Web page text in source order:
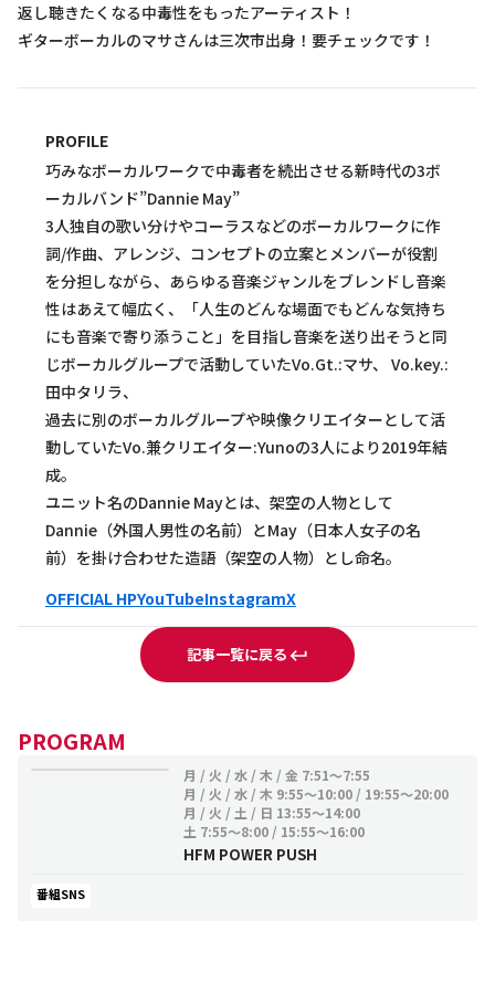
返し聴きたくなる中毒性をもったアーティスト！
ギターボーカルのマサさんは三次市出身！要チェックです！
PROFILE
巧みなボーカルワークで中毒者を続出させる新時代の3ボ
ーカルバンド”Dannie May”
3人独自の歌い分けやコーラスなどのボーカルワークに作
詞/作曲、アレンジ、コンセプトの立案とメンバーが役割
を分担しながら、あらゆる音楽ジャンルをブレンドし音楽
性はあえて幅広く、「人生のどんな場面でもどんな気持ち
にも音楽で寄り添うこと」を目指し音楽を送り出そうと同
じボーカルグループで活動していたVo.Gt.:マサ、 Vo.key.:
田中タリラ、
過去に別のボーカルグループや映像クリエイターとして活
動していたVo.兼クリエイター:Yunoの3人により2019年結
成。
ユニット名のDannie Mayとは、架空の人物として
Dannie（外国人男性の名前）とMay（日本人女子の名
前）を掛け合わせた造語（架空の人物）とし命名。
OFFICIAL HPYouTubeInstagramX
記事一覧に戻る
PROGRAM
月 / 火 / 水 / 木 / 金 7:51～7:55
月 / 火 / 水 / 木 9:55～10:00 / 19:55～20:00
月 / 火 / 土 / 日 13:55～14:00
土 7:55～8:00 / 15:55～16:00
HFM POWER PUSH
番組SNS